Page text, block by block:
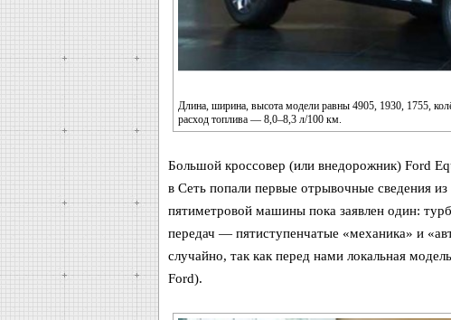
Длина, ширина, высота модели равны 4905, 1930, 1755,
расход топлива — 8,0–8,3 л/100 км.
Большой кроссовер (или внедорожник) Ford
в Сеть попали первые отрывочные сведения
пятиметровой машины пока заявлен один:
передач — пятиступенчатые «механика» и
случайно, так как перед нами локальная
Ford).